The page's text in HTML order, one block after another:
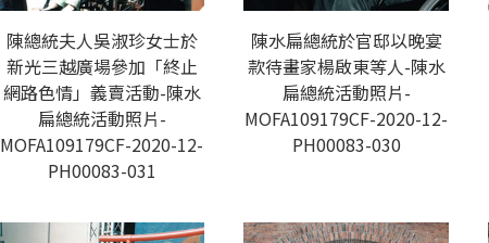
陳總統夫人吳淑珍女士於
新光三越廣場參加「終止
網路色情」義賣活動-陳水
扁總統活動照片-
MOFA109179CF-2020-12-
PH00083-031
陳水扁總統於官邸以晚宴
款待畫家楊啟東等人-陳水
扁總統活動照片-
MOFA109179CF-2020-12-
PH00083-030